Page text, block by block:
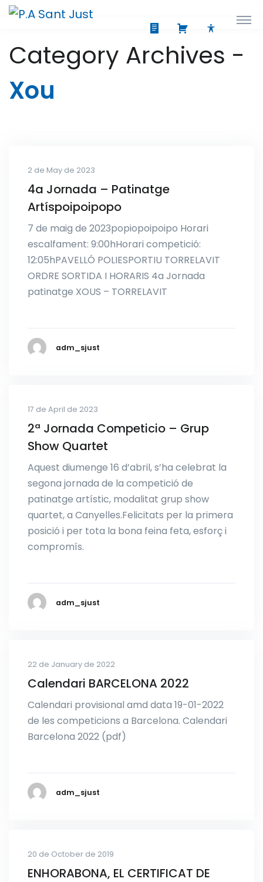
Category Archives -
Xou
2 de May de 2023
4a Jornada – Patinatge
Artíspoipoipopo
7 de maig de 2023popiopoipoipo Horari
escalfament: 9:00hHorari competició:
12:05hPAVELLÓ POLIESPORTIU TORRELAVIT
ORDRE SORTIDA I HORARIS 4a Jornada
patinatge XOUS – TORRELAVIT
adm_sjust
17 de April de 2023
2ª Jornada Competicio – Grup
Show Quartet
Aquest diumenge 16 d’abril, s’ha celebrat la
segona jornada de la competició de
patinatge artístic, modalitat grup show
quartet, a Canyelles.Felicitats per la primera
posició i per tota la bona feina feta, esforç i
compromís.
adm_sjust
22 de January de 2022
Calendari BARCELONA 2022
Calendari provisional amd data 19-01-2022
de les competicions a Barcelona. Calendari
Barcelona 2022 (pdf)
adm_sjust
20 de October de 2019
ENHORABONA, EL CERTIFICAT DE